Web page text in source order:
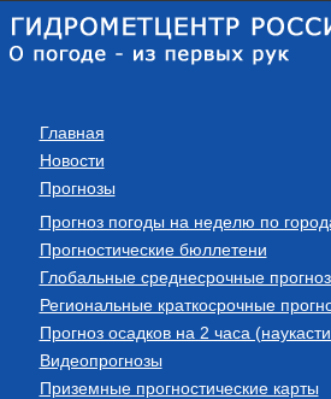
Главная
Новости
Прогнозы
Прогноз погоды на неделю по
Прогностические бюллетени
Глобальные среднесрочные
Региональные краткосрочные
Прогноз осадков на 2 часа
Видеопрогнозы
Приземные прогностические карты